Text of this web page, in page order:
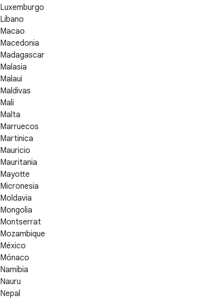
Luxemburgo
Líbano
Macao
Macedonia
Madagascar
Malasia
Malaui
Maldivas
Mali
Malta
Marruecos
Martinica
Mauricio
Mauritania
Mayotte
Micronesia
Moldavia
Mongolia
Montserrat
Mozambique
México
Mónaco
Namibia
Nauru
Nepal